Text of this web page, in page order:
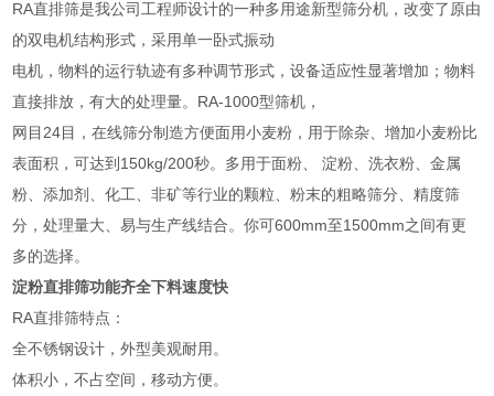
RA直排筛是我公司工程师设计的一种多用途新型筛分机，改变了原由
的双电机结构形式，采用单一卧式振动
电机，物料的运行轨迹有多种调节形式，设备适应性显著增加；物料
直接排放，有大的处理量。RA-1000型筛机，
网目24目，在线筛分制造方便面用小麦粉，用于除杂、增加小麦粉比
表面积，可达到150kg/200秒。多用于面粉、 淀粉、洗衣粉、金属
粉、添加剂、化工、非矿等行业的颗粒、粉末的粗略筛分、精度筛
分，处理量大、易与生产线结合。你可600mm至1500mm之间有更
多的选择。
淀粉直排筛功能齐全下料速度快
RA直排筛特点：
全不锈钢设计，外型美观耐用。
体积小，不占空间，移动方便。